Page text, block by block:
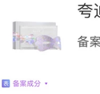
in dành cho nam và
nữ dưỡng ẩm thức
khuya mặt nạ chính
hãng mặt nạ ngủ
trắng da
Faceni làm mới phục
hồi sau ánh nắng